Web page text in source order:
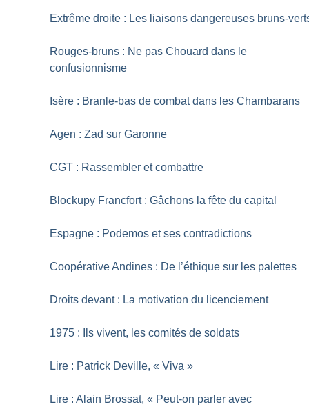
Extrême droite : Les liaisons dangereuses bruns-
Rouges-bruns : Ne pas Chouard dans le
confusionnisme
Isère : Branle-bas de combat dans les Chambarans
Agen : Zad sur Garonne
CGT : Rassembler et combattre
Blockupy Francfort : Gâchons la fête du capital
Espagne : Podemos et ses contradictions
Coopérative Andines : De l’éthique sur les palettes
Droits devant : La motivation du licenciement
1975 : Ils vivent, les comités de soldats
Lire : Patrick Deville, « Viva »
Lire : Alain Brossat, « Peut-on parler avec